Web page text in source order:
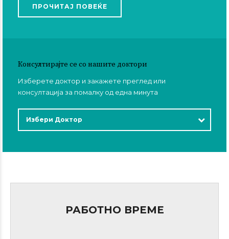
ПРОЧИТАЈ ПОВЕЌЕ
Консултирајте се со нашите доктори
Изберете доктор и закажете преглед или
консултација за помалку од една минута
Избери Доктор
РАБОТНО ВРЕМЕ